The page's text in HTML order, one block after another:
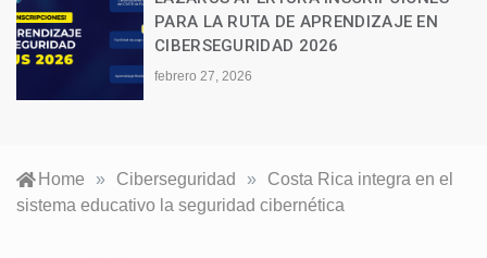
PARA LA RUTA DE APRENDIZAJE EN
CIBERSEGURIDAD 2026
febrero 27, 2026
Home » Ciberseguridad »
Costa Rica integra en el
sistema educativo la seguridad cibernética